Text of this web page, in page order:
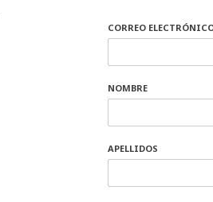
CORREO
NOMBRE
APELLIDOS